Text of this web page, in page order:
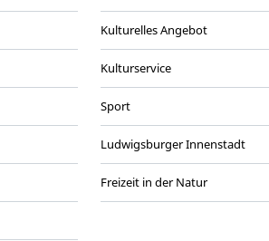
Kulturelles Angebot
Kulturservice
Sport
Ludwigsburger Innenstadt
Freizeit in der Natur